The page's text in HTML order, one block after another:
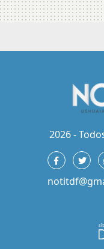
2026 -